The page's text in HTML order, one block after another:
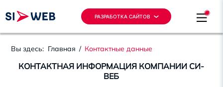
РАЗРАБОТКА САЙТОВ
Вы здесь: Главная / Контактные данные
КОНТАКТНАЯ ИНФОРМАЦИЯ КОМПАНИИ СИ-
ВЕБ